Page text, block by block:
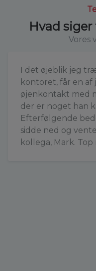
Hvad
Vores
I det øjeblik jeg
kontoret, får en af
øjenkontakt med
der er noget han
Efterfølgende
sidde ned og
kollega, Mark.